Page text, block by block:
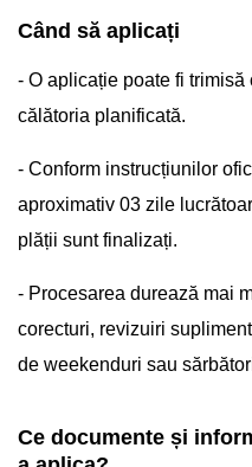
Când să aplicați
- O aplicație poate fi
călătoria planificată.
- Conform instrucțiunilor
aproximativ 03 zile
plății sunt finalizați.
- Procesarea durează mai
corecturi, revizuiri
de weekenduri sau
Ce documente și